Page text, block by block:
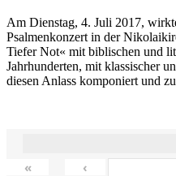
Am Dienstag, 4. Juli 2017,
Psalmenkonzert in der
Tiefer Not« mit biblischen und
Jahrhunderten, mit klassischer
diesen Anlass komponiert und
« ‹